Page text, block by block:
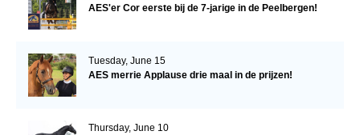
AES'er Cor eerste bij de 7-jarige in de Peelbergen!
Tuesday, June 15
AES merrie Applause drie maal in de prijzen!
Thursday, June 10